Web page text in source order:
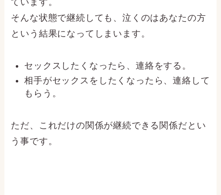
ています。
そんな状態で継続しても、泣くのはあなたの方
という結果になってしまいます。
セックスしたくなったら、連絡をする。
相手がセックスをしたくなったら、連絡して
もらう。
ただ、これだけの関係が継続できる関係だとい
う事です。